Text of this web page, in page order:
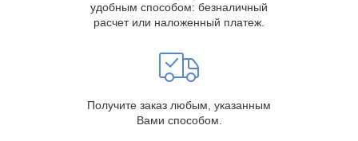
удобным способом: безналичный
расчет или наложенный платеж.
Получите заказ любым, указанным
Вами способом.